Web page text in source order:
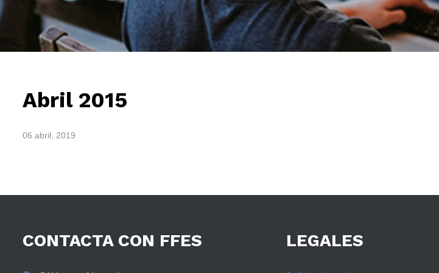
Abril 2015
06 abril, 2019
CONTACTA CON FFES LEGALES